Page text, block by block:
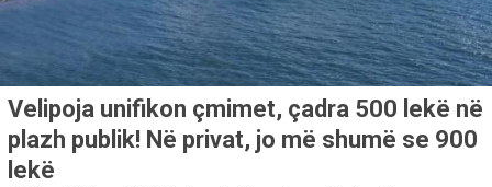
Velipoja unifikon çmimet, çadra 500 lekë në
plazh publik! Në privat, jo më shumë se 900
lekë